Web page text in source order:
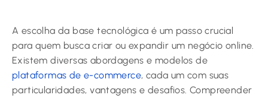
A escolha da base tecnológica é um passo crucial
para quem busca criar ou expandir um negócio online.
Existem diversas abordagens e modelos de
plataformas de e-commerce, cada um com suas
particularidades, vantagens e desafios. Compreender